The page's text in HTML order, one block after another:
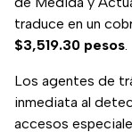
traduce en un
$3,519.30 pesos.
Los agentes de
inmediata al
accesos